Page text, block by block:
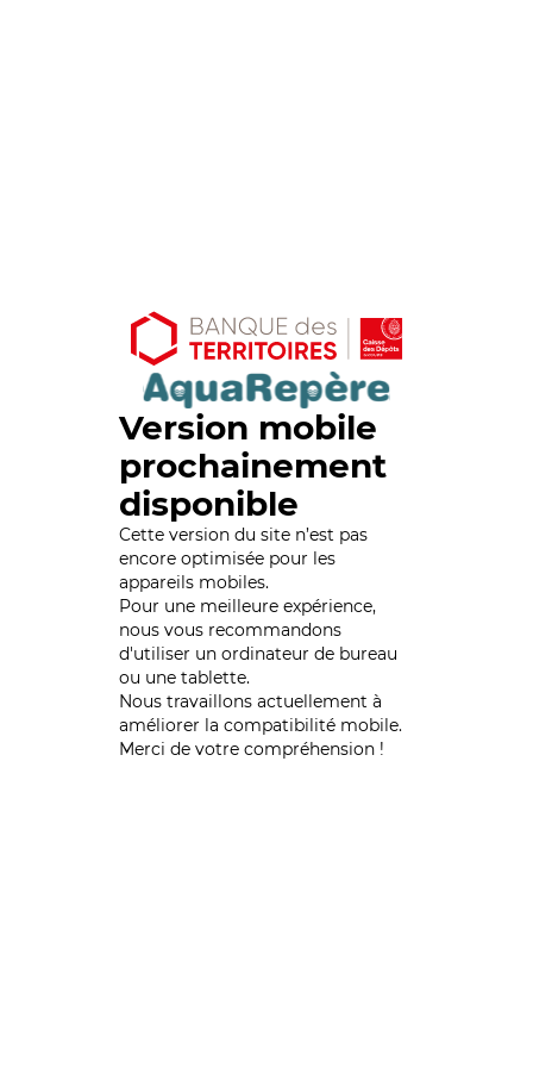
Version mobile
prochainement
disponible
Cette version du site n’est pas
encore optimisée pour les
appareils mobiles.
Pour une meilleure expérience,
nous vous recommandons
d'utiliser un ordinateur de bureau
ou une tablette.
Nous travaillons actuellement à
améliorer la compatibilité mobile.
Merci de votre compréhension !